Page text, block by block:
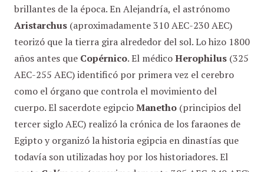
brillantes de la época. En Alejandría, el astrónomo
Aristarchus (aproximadamente 310 AEC-230 AEC)
teorizó que la tierra gira alrededor del sol. Lo hizo 1800
años antes que Copérnico. El médicoHerophilus (325
AEC-255 AEC) identificó por primera vez el cerebro
como el órgano que controla el movimiento del
cuerpo. El sacerdote egipcioManetho (principios del
tercer siglo AEC) realizó la crónica de los faraones de
Egipto y organizó la historia egipcia en dinastías que
todavía son utilizadas hoy por los historiadores. El